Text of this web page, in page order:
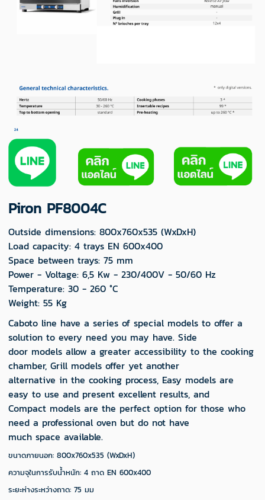
Piron PF8004C
Outside dimensions: 800x760x535 (WxDxH)
Load capacity: 4 trays EN 600x400
Space between trays: 75 mm
Power - Voltage: 6,5 Kw - 230/400V - 50/60 Hz
Temperature: 30 - 260 °C
Weight: 55 Kg
Caboto line have a series of special models to offer a
solution to every need you may have. Side
door models allow a greater accessibility to the cooking
chamber, Grill models offer yet another
alternative in the cooking process, Easy models are
easy to use and present excellent results, and
Compact models are the perfect option for those who
need a professional oven but do not have
much space available.
ขนาดภายนอก: 800x760x535 (WxDxH)
ความจุในการรับน้ำหนัก: 4 ถาด EN 600x400
ระยะห่างระหว่างถาด: 75 มม